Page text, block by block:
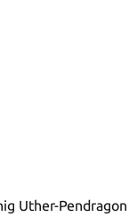
Uther-